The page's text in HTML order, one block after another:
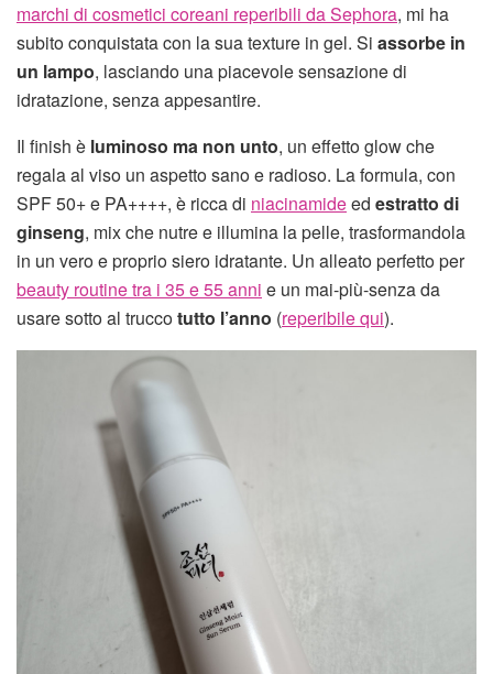
marchi di cosmetici coreani reperibili da Sephora, mi ha
subito conquistata con la sua texture in gel. Si assorbe in
un lampo, lasciando una piacevole sensazione di
idratazione, senza appesantire.
Il finish è luminoso ma non unto, un effetto glow che
regala al viso un aspetto sano e radioso. La formula, con
SPF 50+ e PA++++, è ricca di niacinamideed estratto di
ginseng, mix che nutre e illumina la pelle, trasformandola
in un vero e proprio siero idratante. Un alleato perfetto per
beauty routine tra i 35 e 55 anni e un mai-più-senza da
usare sotto al truccotutto l’anno (reperibile qui).